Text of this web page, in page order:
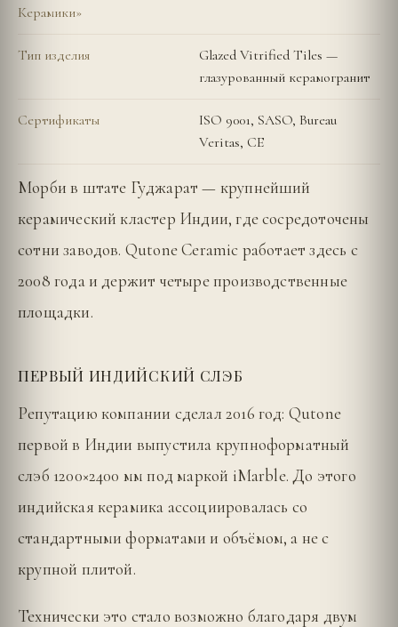
Керамики»
Тип изделия
Glazed Vitrified Tiles —
глазурованный керамогранит
Сертификаты
ISO 9001, SASO, Bureau
Veritas, CE
Морби в штате Гуджарат — крупнейший
керамический кластер Индии, где сосредоточены
сотни заводов. Qutone Ceramic работает здесь с
2008 года и держит четыре производственные
площадки.
ПЕРВЫЙ ИНДИЙСКИЙ СЛЭБ
Репутацию компании сделал 2016 год: Qutone
первой в Индии выпустила крупноформатный
слэб 1200×2400 мм под маркой iMarble. До этого
индийская керамика ассоциировалась со
стандартными форматами и объёмом, а не с
крупной плитой.
Технически это стало возможно благодаря двум